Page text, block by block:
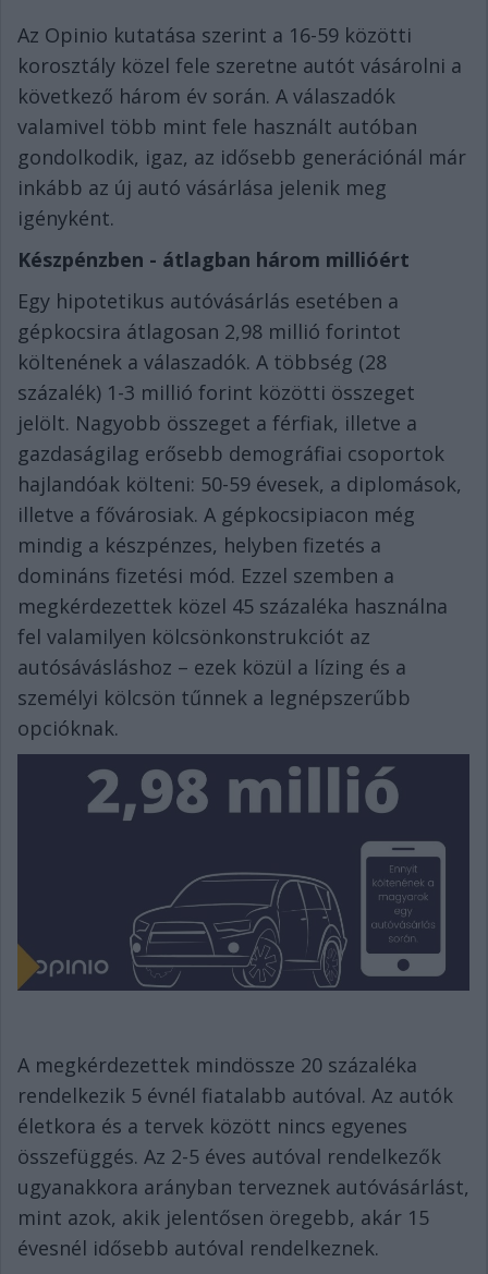
Az Opinio kutatása szerint a 16-59 közötti
korosztály közel fele szeretne autót vásárolni a
következő három év során. A válaszadók
valamivel több mint fele használt autóban
gondolkodik, igaz, az idősebb generációnál már
inkább az új autó vásárlása jelenik meg
igényként.
Készpénzben - átlagban három millióért
Egy hipotetikus autóvásárlás esetében a
gépkocsira átlagosan 2,98 millió forintot
költenének a válaszadók. A többség (28
százalék) 1-3 millió forint közötti összeget
jelölt. Nagyobb összeget a férfiak, illetve a
gazdaságilag erősebb demográfiai csoportok
hajlandóak költeni: 50-59 évesek, a diplomások,
illetve a fővárosiak. A gépkocsipiacon még
mindig a készpénzes, helyben fizetés a
domináns fizetési mód. Ezzel szemben a
megkérdezettek közel 45 százaléka használna
fel valamilyen kölcsönkonstrukciót az
autósávásláshoz – ezek közül a lízing és a
személyi kölcsön tűnnek a legnépszerűbb
opcióknak.
A megkérdezettek mindössze 20 százaléka
rendelkezik 5 évnél fiatalabb autóval. Az autók
életkora és a tervek között nincs egyenes
összefüggés. Az 2-5 éves autóval rendelkezők
ugyanakkora arányban terveznek autóvásárlást,
mint azok, akik jelentősen öregebb, akár 15
évesnél idősebb autóval rendelkeznek.